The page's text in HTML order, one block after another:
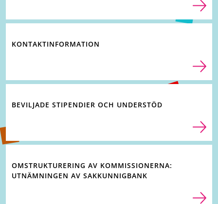
KONTAKTINFORMATION
BEVILJADE STIPENDIER OCH UNDERSTÖD
OMSTRUKTURERING AV KOMMISSIONERNA:
UTNÄMNINGEN AV SAKKUNNIGBANK